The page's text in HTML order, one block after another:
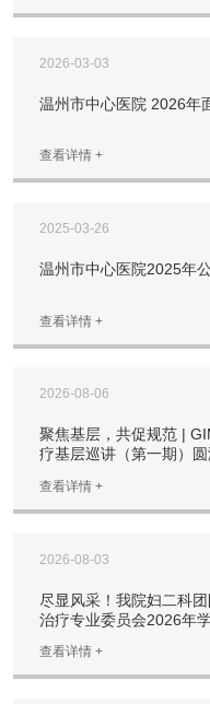
2026-03-03
温州市中心医院 2026年
查看详情 +
2025-03-26
温州市中心医院2025年
查看详情 +
2026-08-06
聚焦基层，共促规范 |
疗基层巡讲（第一期）
查看详情 +
2026-08-03
尽显风采！我院妇二科
治疗专业委员会2026年
查看详情 +